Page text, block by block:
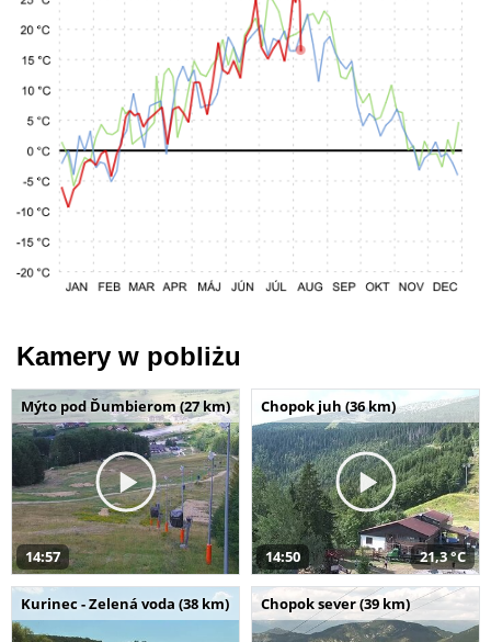
Kamery w pobliżu
Mýto pod Ďumbierom (27 km)
14:57
Chopok juh (36 km)
14:50 21,3 °C
Kurinec - Zelená voda (38 km) Chopok sever (39 km)